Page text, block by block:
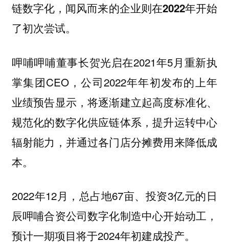
链数字化，闻风而来的企业则在2022年开始
了初次尝试。
呷哺呷哺董事长贺光启在2021年5月重新执
掌集团CEO，公司2022年年初发布的上年
业绩预告显示，将逐渐建立起高度标准化、
规范化的数字化供应链体系，提升运转中心
辐射能力，并通过各门店分摊费用来降低成
本。
2022年12月，总占地67亩、投资3亿元的日
辰呷哺合资公司数字化制造中心开始动工，
预计一期项目将于2024年初建成投产。